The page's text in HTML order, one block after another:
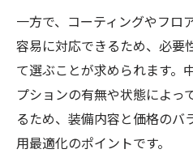
一方で、コーティングやフロ
容易に対応できるため、必要
て選ぶことが求められます。
プションの有無や状態によっ
るため、装備内容と価格のバ
用最適化のポイントです。